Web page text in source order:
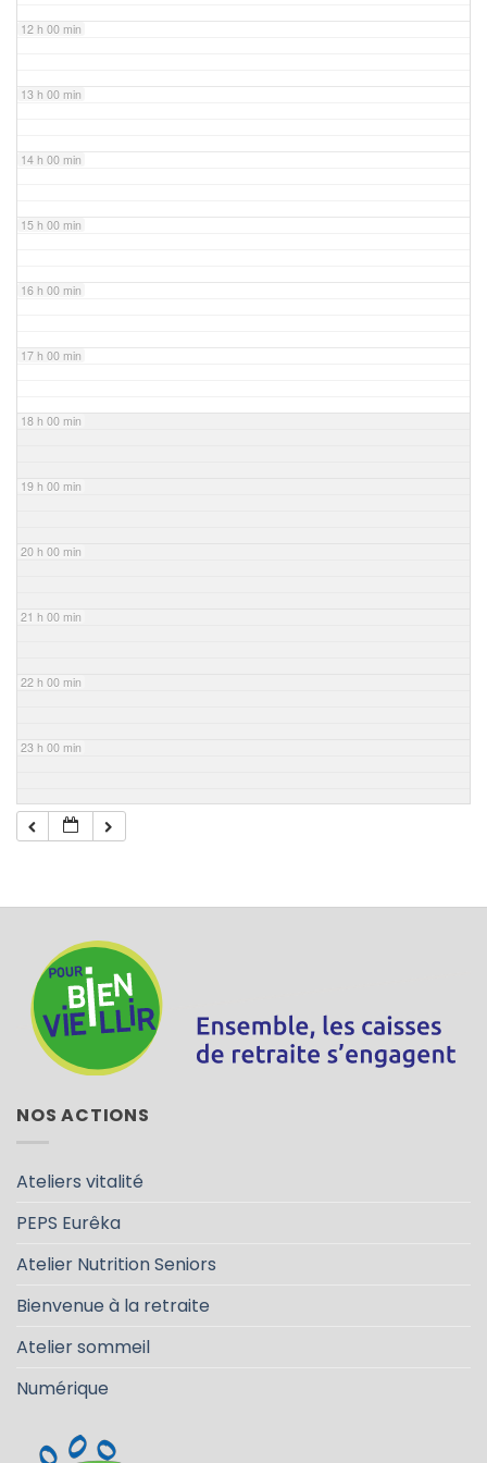
12 h 00 min
13 h 00 min
14 h 00 min
15 h 00 min
16 h 00 min
17 h 00 min
18 h 00 min
19 h 00 min
20 h 00 min
21 h 00 min
22 h 00 min
23 h 00 min
NOS ACTIONS
Ateliers vitalité
PEPS Eurêka
Atelier Nutrition Seniors
Bienvenue à la retraite
Atelier sommeil
Numérique